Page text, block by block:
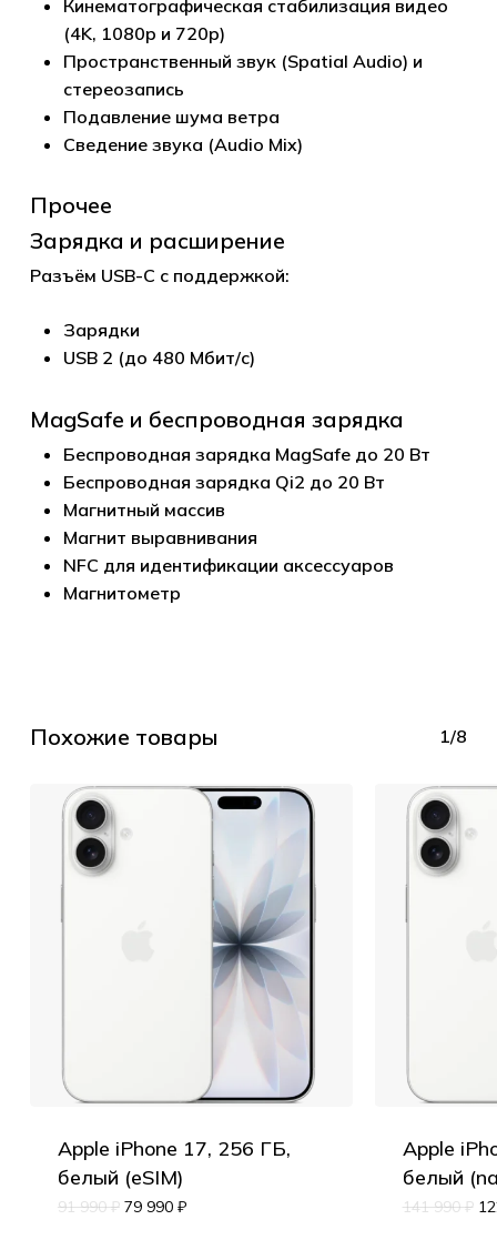
Кинематографическая стабилизация видео
(4K, 1080p и 720p)
Пространственный звук (Spatial Audio) и
стереозапись
Подавление шума ветра
Сведение звука (Audio Mix)
Прочее
Зарядка и расширение
Разъём USB-C с поддержкой:
Зарядки
USB 2 (до 480 Мбит/с)
MagSafe и беспроводная зарядка
Беспроводная зарядка MagSafe до 20 Вт
Беспроводная зарядка Qi2 до 20 Вт
Магнитный массив
Магнит выравнивания
NFC для идентификации аксессуаров
Магнитометр
Похожие товары 1/8
Apple iPhone 17, 256 ГБ,
белый (eSIM)
91 990₽ 79 990 ₽
Apple
белый
141 990₽